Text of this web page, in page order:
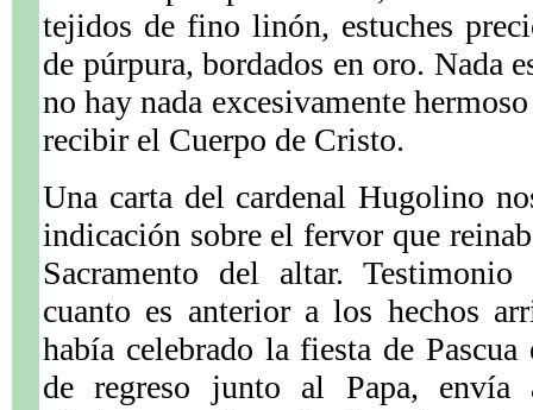
tejidos de fino linón, estuches
de púrpura, bordados en oro. Nada
no hay nada excesivamente
recibir el Cuerpo de Cristo.
Una carta del cardenal Hugolino
indicación sobre el fervor que
Sacramento del altar.
cuanto es anterior a los hechos
había celebrado la fiesta de
de regreso junto al Papa,